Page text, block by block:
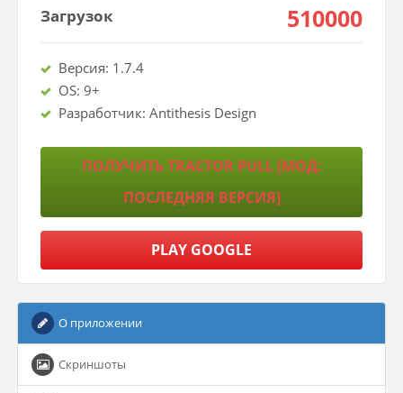
Загрузок 510000
Версия: 1.7.4
OS: 9+
Разработчик: Antithesis Design
ПОЛУЧИТЬ TRACTOR PULL [МОД:
ПОСЛЕДНЯЯ ВЕРСИЯ]
PLAY GOOGLE
О приложении
Скриншоты